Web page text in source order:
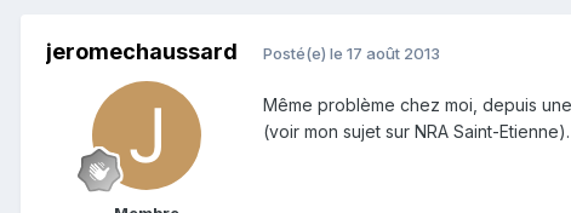
jeromechaussard Posté(e) le 17 août 2013
Même problème chez moi, depuis
(voir mon sujet sur NRA Saint-Etienne).